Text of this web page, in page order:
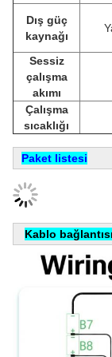
Dış güç
kaynağı
Sessiz
çalışma
akımı
Çalışma
sıcaklığı
Paket listesi
Kablo bağlantısı